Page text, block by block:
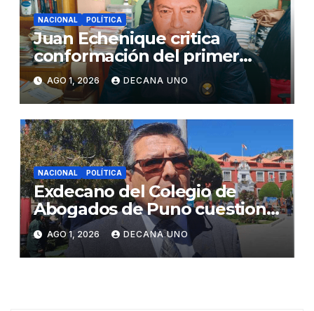
NACIONAL POLÍTICA
Juan Echenique critica
conformación del primer
gabinete ministerial de Keiko
Fujimori
AGO 1, 2026 DECANA UNO
NACIONAL POLÍTICA
Exdecano del Colegio de
Abogados de Puno cuestiona
propuestas sobre seguridad
ciudadana
AGO 1, 2026 DECANA UNO